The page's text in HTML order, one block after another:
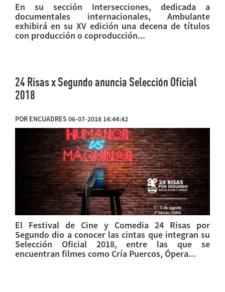
En su sección Intersecciones, dedicada a
documentales internacionales, Ambulante
exhibirá en su XV edición una decena de títulos
con producción o coproducción...
24 Risas x Segundo anuncia Selección Oficial
2018
POR ENCUADRES 06-07-2018 14:44:42
El Festival de Cine y Comedia 24 Risas por
Segundo dio a conocer las cintas que integran su
Selección Oficial 2018, entre las que se
encuentran filmes como Cría Puercos, Ópera...